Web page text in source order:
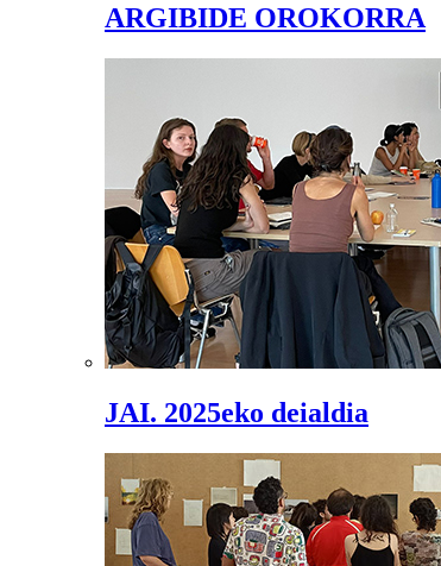
ARGIBIDE OROKORRA
JAI. 2025eko deialdia